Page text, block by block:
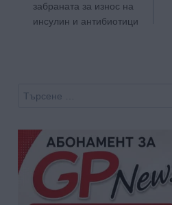
забраната за износ на
инсулин и антибиотици
Търсене